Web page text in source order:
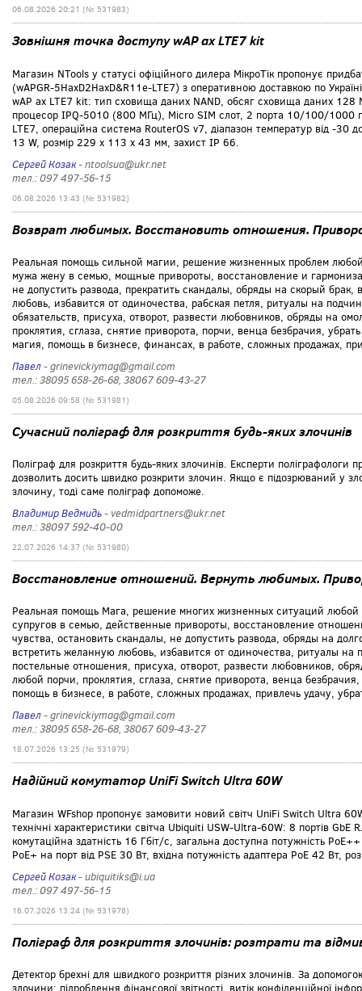
06.08.2026 20:21 (№ 531983)
Зовнішня точка доступу wAP ax LTE7 kit
Магазин NTools у статусі офіційного дилера МікроТік пропонує
(wAPGR-5HaxD2HaxD&R11e-LTE7) з оперативною доставкою по
wAP ax LTE7 kit: тип сховища даних NAND, обсяг сховища даних
процесор IPQ-5010 (800 МГц), Micro SIM слот, 2 порта 10/100/1000
LTE7, операційна система RouterOS v7, діапазон температур від -
13 W, розмір 229 x 113 x 43 мм, захист IP 66.
Сергей Козак- ntoolsua@ukr.net
тел.: 097 497-56-15
06.08.2026 13:43 (№ 531982)
Возврат любимых. Восстановить отношения.
Реальная помощь сильной магии, решение жизненных проблем
мужа жену в семью, мощные привороты, восстановление и
не допустить развода, прекратить скандалы, обряды на скорый
любовь, избавится от одиночества, рабская петля, ритуалы на
обязательств, присуха, отворот, развести любовников, обряды на
проклятия, сглаза, снятие приворота, порчи, венца безбрачия,
магия, помощь в бизнесе, финансах, в работе, сложных продажах,
Павел- grinevickiymag@gmail.com
тел.: 38095 658-26-68, 38067 609-43-27
05.08.2026 09:58 (№ 531981)
Сучасний поліграф для розкриття будь-яких злочинів
Поліграф для розкриття будь-яких злочинів. Експерти поліграфологи
дозволить досить швидко розкрити злочин. Якщо є підозрюваний у
злочину, тоді саме поліграф допоможе.
Владимир Ведмидь- vedmidpartners@ukr.net
тел.: 38097 592-40-00
22.07.2026 14:37 (№ 531980)
Восстановление отношений. Вернуть любимых.
Реальная помощь Мага, решение многих жизненных ситуаций любой
супругов в семью, действенные привороты, восстановление
чувства, остановить скандалы, не допустить развода, обряды на
встретить желанную любовь, избавится от одиночества, ритуалы на
постельные отношения, присуха, отворот, развести любовников,
любой порчи, проклятия, сглаза, снятие приворота, венца
помощь в бизнесе, в работе, сложных продажах, привлечь удачу,
Павел- grinevickiymag@gmail.com
тел.: 38095 658-26-68, 38067 609-43-27
18.07.2026 13:25 (№ 531979)
Надійний комутатор UniFi Switch Ultra 60W
Магазин WFshop пропонує замовити новий світч UniFi Switch Ultra
технічні характеристики світча Ubiquiti USW-Ultra-60W: 8 портів GbE
комутаційна здатність 16 Гбіт/с, загальна доступна потужність
PoE+ на порт від PSE 30 Вт, вхідна потужність адаптера PoE 42 Вт,
Сергей Козак- ubiquitiks@i.ua
тел.: 097 497-56-15
16.07.2026 13:24 (№ 531978)
Поліграф для розкриття злочинів: розтрати та
Детектор брехні для швидкого розкриття різних злочинів. За
злочини: підроблення фінансової звітності, витік конфіденційної